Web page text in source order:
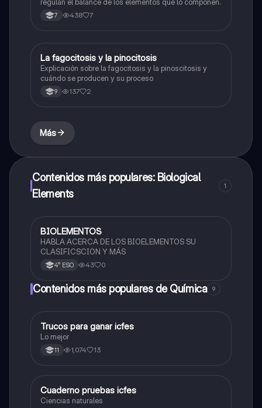
7 438 7
Biologia
La fagocitosis y la pinocitosis
Explicación sobre la fagocitosis y la pinoscitosis y
cuándo se producen y su proceso
9 137 2
Más
Contenidos más populares: Biological
Elements
1
Química
BIOLEMENTOS
HABLA ACERCA DE LOS BIOELEMENTOS SU
CLASIFICSCION Y MÁS
4° ESO 43 0
Contenidos más populares de Química 9
Química
Trucos para ganar icfes
Lo mejor
11 1,074 13
Biologia
Cuaderno pruebas icfes
Ciencias naturales